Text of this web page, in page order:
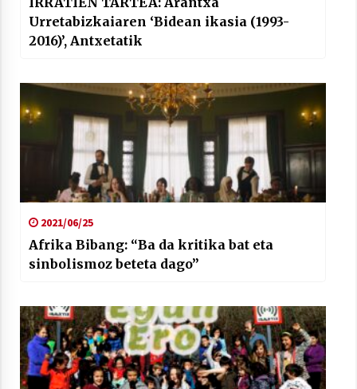
Urretabizkaiaren ‘Bidean ikasia (1993-
2016)’, Antxetatik
2021/06/25
Afrika Bibang: “Ba da kritika bat eta
sinbolismoz beteta dago”